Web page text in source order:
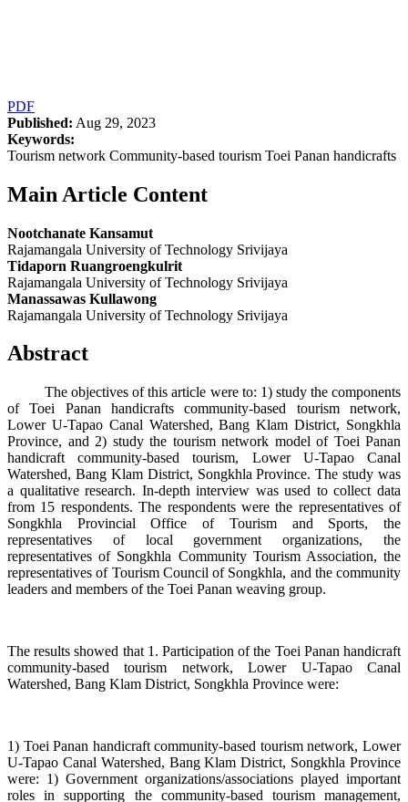
PDF
Published: Aug 29, 2023
Keywords:
Tourism network Community-based tourism Toei Panan handicrafts
Main Article Content
Nootchanate Kansamut
Rajamangala University of Technology Srivijaya
Tidaporn Ruangroengkulrit
Rajamangala University of Technology Srivijaya
Manassawas Kullawong
Rajamangala University of Technology Srivijaya
Abstract
The objectives of this article were to: 1) study the components
of Toei Panan handicrafts community-based tourism network,
Lower U-Tapao Canal Watershed, Bang Klam District, Songkhla
Province, and 2) study the tourism network model of Toei Panan
handicraft community-based tourism, Lower U-Tapao Canal
Watershed, Bang Klam District, Songkhla Province. The study was
a qualitative research. In-depth interview was used to collect data
from 15 respondents. The respondents were the representatives of
Songkhla Provincial Office of Tourism and Sports, the
representatives of local government organizations, the
representatives of Songkhla Community Tourism Association, the
representatives of Tourism Council of Songkhla, and the community
leaders and members of the Toei Panan weaving group.
The results showed that 1. Participation of the Toei Panan handicraft
community-based tourism network, Lower U-Tapao Canal
Watershed, Bang Klam District, Songkhla Province were:
1) Toei Panan handicraft community-based tourism network, Lower
U-Tapao Canal Watershed, Bang Klam District, Songkhla Province
were: 1) Government organizations/associations played important
roles in supporting the community-based tourism management,